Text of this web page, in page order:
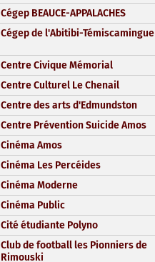
Cégep BEAUCE-APPALACHES
Cégep de l'Abitibi-Témiscamingue
Centre Civique Mémorial
Centre Culturel Le Chenail
Centre des arts d'Edmundston
Centre Prévention Suicide Amos
Cinéma Amos
Cinéma Les Percéides
Cinéma Moderne
Cinéma Public
Cité étudiante Polyno
Club de football les Pionniers de
Rimouski